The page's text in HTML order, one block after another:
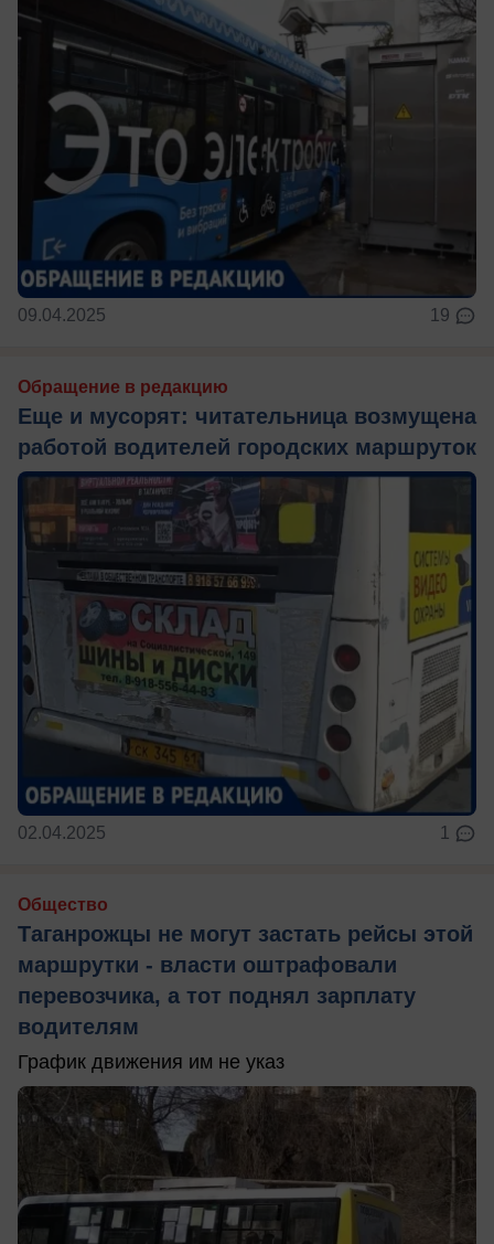
09.04.2025 19
Обращение в редакцию
Еще и мусорят: читательница возмущена
работой водителей городских маршруток
02.04.2025 1
Общество
Таганрожцы не могут застать рейсы этой
маршрутки - власти оштрафовали
перевозчика, а тот поднял зарплату
водителям
График движения им не указ